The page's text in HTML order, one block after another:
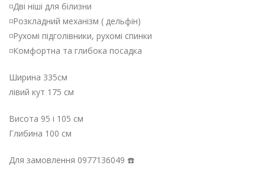
◽️Дві ніші для білизни
◽️Розкладний механізм ( дельфін)
◽️Рухомі підголівники, рухомі спинки
◽️Комфортна та глибока посадка
Ширина 335см
лівий кут 175 см
Висота 95 і 105 см
Глибина 100 см
Для замовлення 0977136049 ☎️